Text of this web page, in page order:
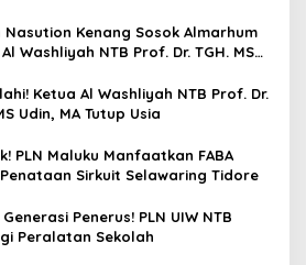
Nasution Kenang Sosok Almarhum
Washliyah NTB Prof. Dr. TGH. MS
Ketua Al Washliyah NTB Prof. Dr.
Udin, MA Tutup Usia
PLN Maluku Manfaatkan FABA
Sirkuit Selawaring Tidore
Penerus! PLN UIW NTB
Peralatan Sekolah